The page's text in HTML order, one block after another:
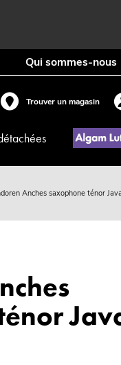
Qui sommes-nous
Trouver un magasin
Anches saxophone ténor